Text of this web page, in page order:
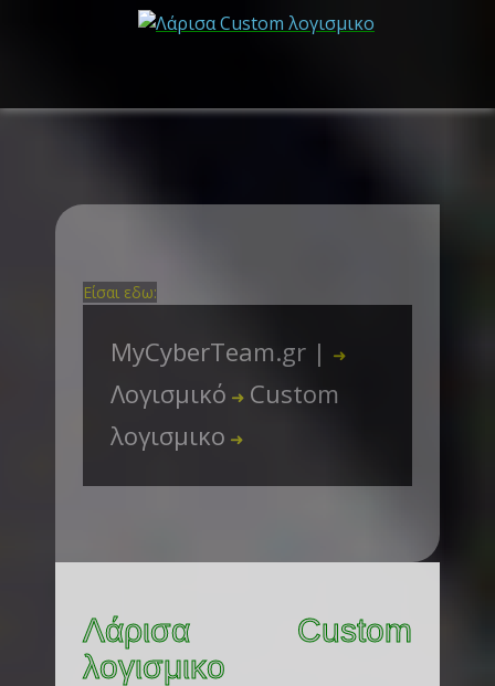
Είσαι εδω:
MyCyberTeam.gr | ➜
Λογισμικό ➜ Custom
λογισμικο ➜
Λάρισα Custom
λογισμικο